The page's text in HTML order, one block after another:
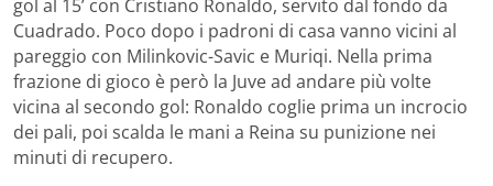
gol al 15’ con Cristiano Ronaldo, servito dal fondo da
Cuadrado. Poco dopo i padroni di casa vanno vicini al
pareggio con Milinkovic-Savic e Muriqi. Nella prima
frazione di gioco è però la Juve ad andare più volte
vicina al secondo gol: Ronaldo coglie prima un incrocio
dei pali, poi scalda le mani a Reina su punizione nei
minuti di recupero.